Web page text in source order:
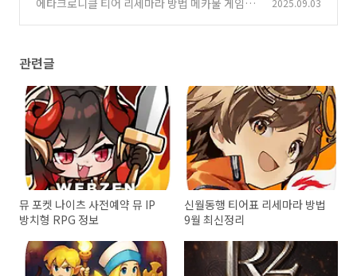
에타크로니클 티어 리세마라 방법 메카물 게임 추
2025.09.03
관련글
뮤 포켓 나이츠 사전예약 뮤 IP
방치형 RPG 정보
신월동행 티어표 리세마라 방법
9월 최신정리